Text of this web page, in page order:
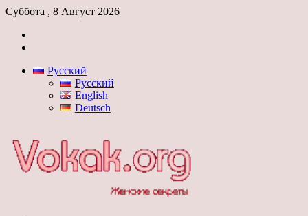
Суббота , 8 Август 2026
Русский
Русский
English
Deutsch